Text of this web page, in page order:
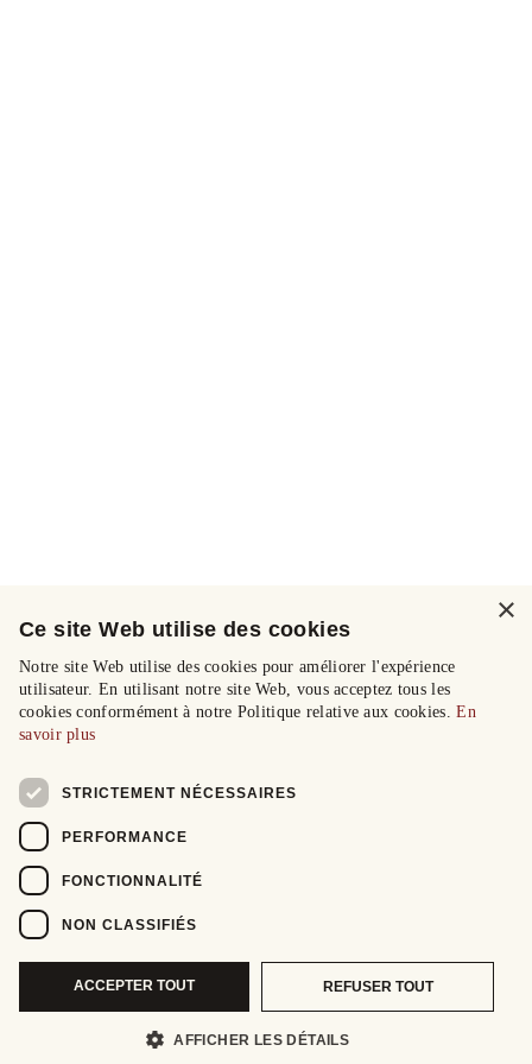
×
Ce site Web utilise des cookies
Notre site Web utilise des cookies pour améliorer l'expérience
utilisateur. En utilisant notre site Web, vous acceptez tous les
cookies conformément à notre Politique relative aux cookies.En
savoir plus
STRICTEMENT NÉCESSAIRES
PERFORMANCE
FONCTIONNALITÉ
NON CLASSIFIÉS
ACCEPTER TOUT REFUSER TOUT
AFFICHER LES DÉTAILS